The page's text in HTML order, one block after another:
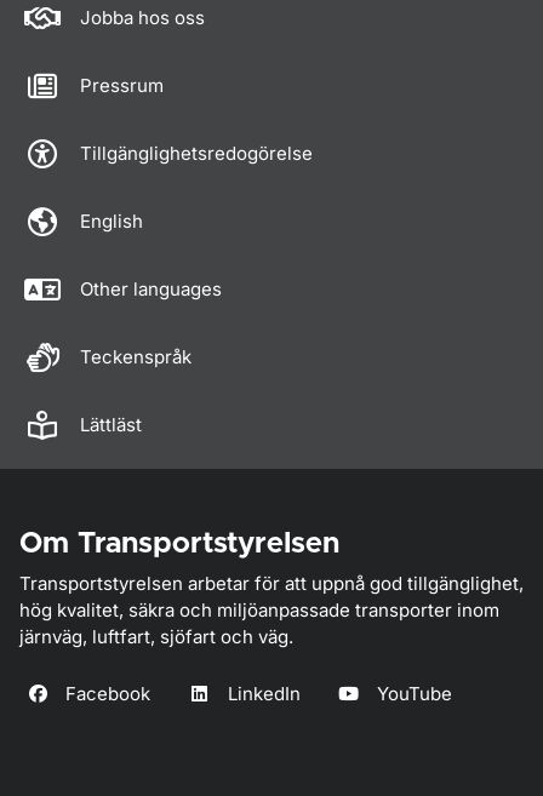
Jobba hos oss
Pressrum
Tillgänglighetsredogörelse
English
Other languages
Teckenspråk
Lättläst
Om Transportstyrelsen
Transportstyrelsen arbetar för att uppnå god tillgänglighet,
hög kvalitet, säkra och miljöanpassade transporter inom
järnväg, luftfart, sjöfart och väg.
Facebook LinkedIn YouTube